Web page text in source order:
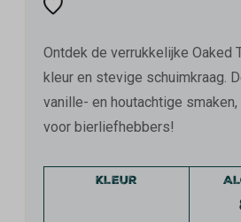
Ontdek de verrukkelijke Oaked
kleur en stevige schuimkraag.
vanille- en houtachtige
voor bierliefhebbers!
KLEUR